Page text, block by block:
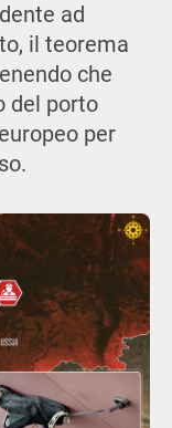
ad
il teorema
che
del porto
per